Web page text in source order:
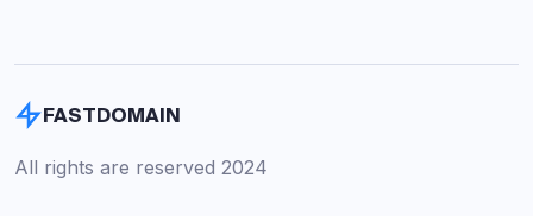
FASTDOMAIN
All rights are reserved 2024